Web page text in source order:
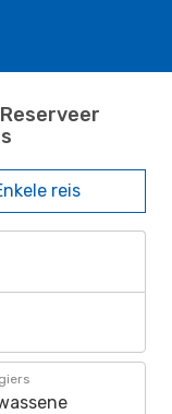
reis